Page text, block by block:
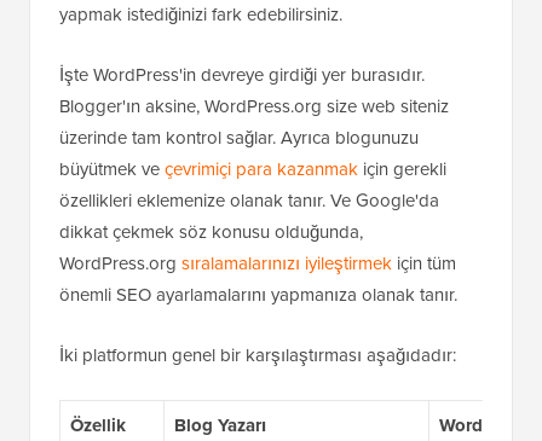
yapmak istediğinizi fark edebilirsiniz.
İşte WordPress'in devreye girdiği yer burasıdır.
Blogger'ın aksine, WordPress.org size web siteniz
üzerinde tam kontrol sağlar. Ayrıca blogunuzu
büyütmek veçevrimiçi para kazanmak için gerekli
özellikleri eklemenize olanak tanır. Ve Google'da
dikkat çekmek söz konusu olduğunda,
WordPress.org sıralamalarınızı iyileştirmek için tüm
önemli SEO ayarlamalarını yapmanıza olanak tanır.
İki platformun genel bir karşılaştırması aşağıdadır:
Özellik Blog Yazarı